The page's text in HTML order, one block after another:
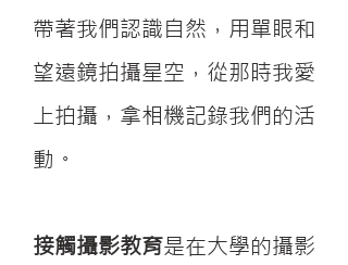
帶著我們認識自然，用單眼和
望遠鏡拍攝星空，從那時我愛
上拍攝，拿相機記錄我們的活
動。
接觸攝影教育是在大學的攝影